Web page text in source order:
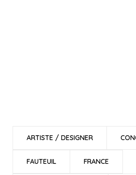
ARTISTE / DESIGNER
FAUTEUIL FRANCE